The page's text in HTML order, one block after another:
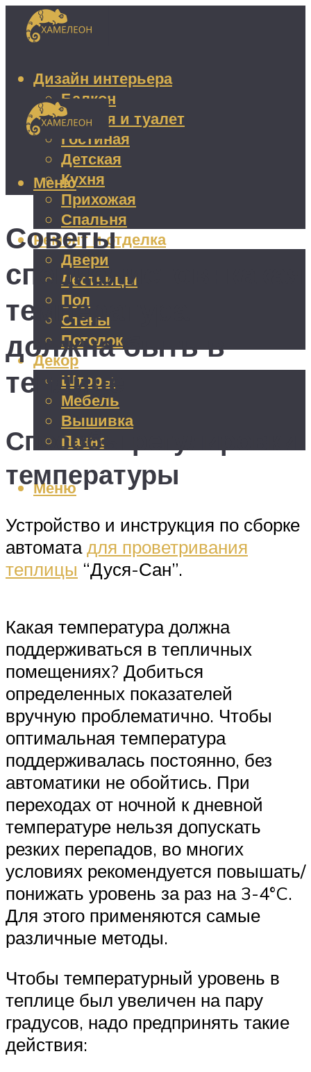
Дизайн интерьера
Балкон
Ванная и туалет
Гостиная
Детская
Кухня
Прихожая
Спальня
Ремонт и отделка
Двери
Лестницы
Пол
Стены
Потолок
Декор
Шторы
Мебель
Вышивка
Панно
Меню
Меню
Советы
специалистов: какая
температура
должна быть в
теплице
Способы регулировки
температуры
Устройство и инструкция по сборке
автоматадля проветривания
теплицы “Дуся-Сан”.
Какая температура должна
поддерживаться в тепличных
помещениях? Добиться
определенных показателей
вручную проблематично. Чтобы
оптимальная температура
поддерживалась постоянно, без
автоматики не обойтись. При
переходах от ночной к дневной
температуре нельзя допускать
резких перепадов, во многих
условиях рекомендуется повышать/
понижать уровень за раз на 3-4°C.
Для этого применяются самые
различные методы.
Чтобы температурный уровень в
теплице был увеличен на пару
градусов, надо предпринять такие
действия: